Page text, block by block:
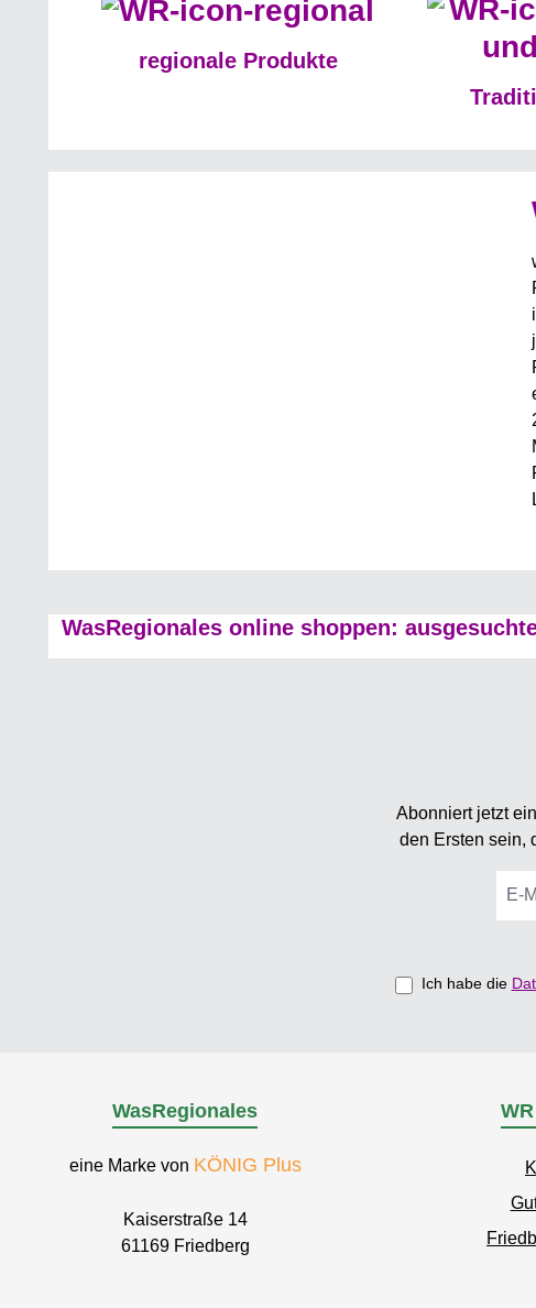
regionale Produkte
WasRegionales online shoppen:
Abonniert jetzt
den Ersten sein,
Mail-
Ich habe die
WasRegionales
eine Marke von KÖNIG Plus
Kaiserstraße 14
61169 Friedberg